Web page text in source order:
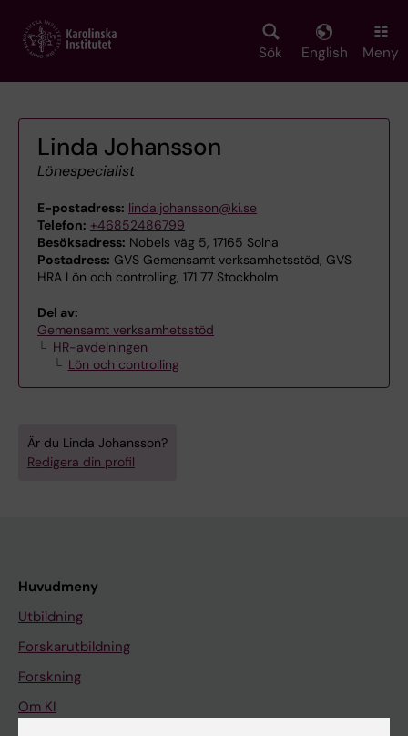
main
Sök English Meny
Linda Johansson
Lönespecialist
E-postadress: linda.johansson@ki.se
Telefon: +46852486799
Besöksadress: Nobels väg 5, 17165 Solna
Postadress: GVS Gemensamt verksamhetsstöd, GVS
HRA Lön och controlling, 171 77 Stockholm
Del av:
Gemensamt verksamhetsstöd
HR-avdelningen
Lön och controlling
Är du Linda Johansson?
Redigera din profil
Huvudmeny
Utbildning
Forskarutbildning
Forskning
Om KI